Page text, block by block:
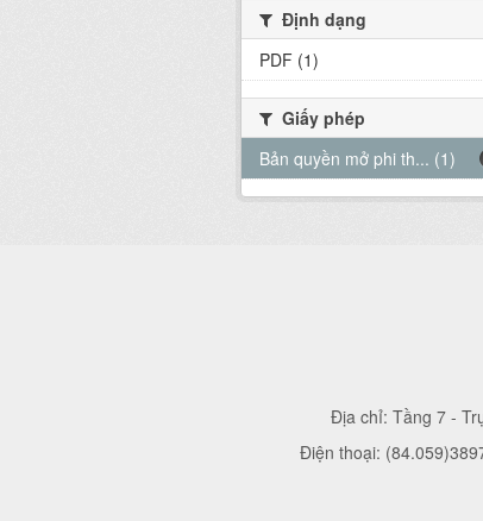
Định dạng
PDF (1)
Giấy phép
Bản quyền mở phi th... (1)
Địa chỉ: Tầng 7 -
Điện thoại: